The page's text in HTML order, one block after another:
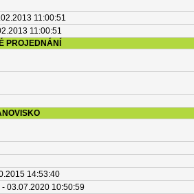
11:00:51
11:00:51
PROJEDNÁNÍ
14:53:40
- 03.07.2020 10:50:59